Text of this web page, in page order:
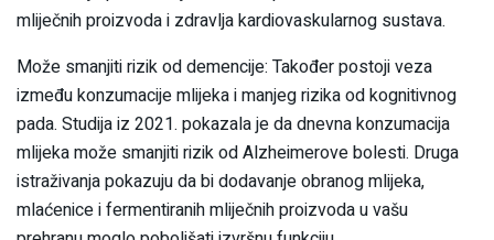
mliječnih proizvoda i zdravlja kardiovaskularnog sustava.
Može smanjiti rizik od demencije: Također postoji veza
između konzumacije mlijeka i manjeg rizika od kognitivnog
pada. Studija iz 2021. pokazala je da dnevna konzumacija
mlijeka može smanjiti rizik od Alzheimerove bolesti. Druga
istraživanja pokazuju da bi dodavanje obranog mlijeka,
mlaćenice i fermentiranih mliječnih proizvoda u vašu